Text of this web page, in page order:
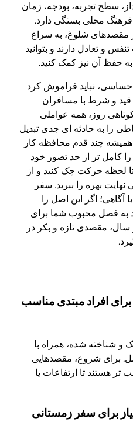
سطح تجربه، بودجه، زمان
محلی بستگی دارد.
مقصدهای شلوغ، به سراغ
و تعادل دارند و بتوانید
حفظ آن نیز کمک کنید.
نباید فراموش کرد
و شرط با مسافران
روز، همه عواملی
را به حادثه ای جدی تبدیل
چند قدم محافظه کار
را کامل تر از حد تصور خود
تا لحظه حرکت چک کنید و از
بهره را ببرید. سفر
آگاهی؛ اگر این اصل را
به فصل محبوب شما برای
مقصدی تازه و بکر در
افراد مبتدی مناسب
و شناخته شده، همراه با
برای شروع، مقصدهایی
هستند تا ارتفاعات یا
برای سفر زمستانی